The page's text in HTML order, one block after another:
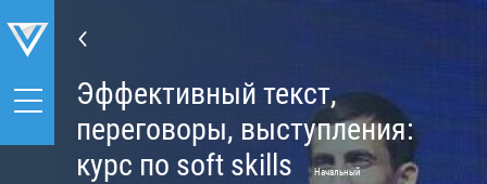
Эффективный текст,
переговоры, выступления:
курс по soft skills
Начальный